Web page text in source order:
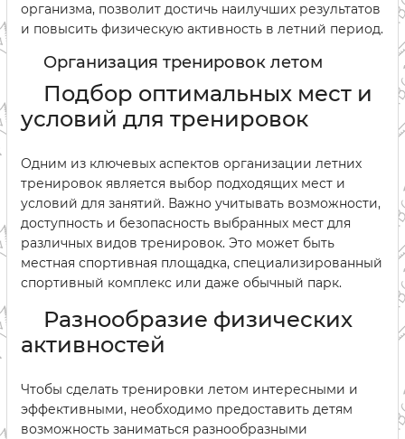
организма, позволит достичь наилучших результатов
и повысить физическую активность в летний период.
Организация тренировок летом
Подбор оптимальных мест и
условий для тренировок
Одним из ключевых аспектов организации летних
тренировок является выбор подходящих мест и
условий для занятий. Важно учитывать возможности,
доступность и безопасность выбранных мест для
различных видов тренировок. Это может быть
местная спортивная площадка, специализированный
спортивный комплекс или даже обычный парк.
Разнообразие физических
активностей
Чтобы сделать тренировки летом интересными и
эффективными, необходимо предоставить детям
возможность заниматься разнообразными